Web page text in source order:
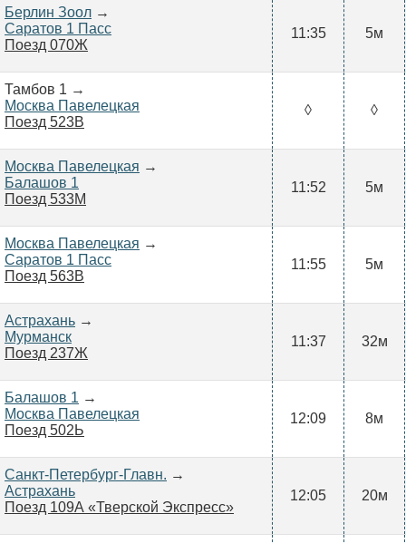
Берлин Зоол →
Саратов 1 Пасс
Поезд 070Ж
11:35 5м
Тамбов 1 →
Москва Павелецкая
Поезд 523В
◊ ◊
Москва Павелецкая →
Балашов 1
Поезд 533М
11:52 5м
Москва Павелецкая →
Саратов 1 Пасс
Поезд 563В
11:55 5м
Астрахань →
Мурманск
Поезд 237Ж
11:37 32м
Балашов 1 →
Москва Павелецкая
Поезд 502Ь
12:09 8м
Санкт-Петербург-Главн. →
Астрахань
Поезд 109А «Тверской Экспресс»
12:05 20м